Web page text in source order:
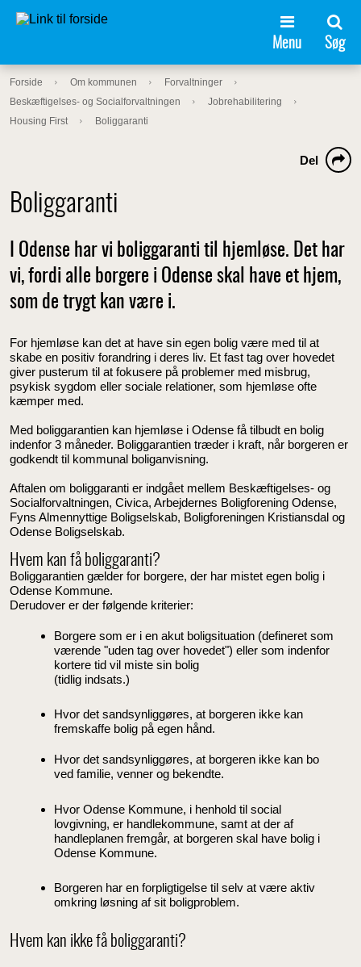
Menu Søg
Forside Om kommunen
Forvaltninger
Beskæftigelses- og Socialforvaltningen
Jobrehabilitering
Housing First
Boliggaranti
Boliggaranti
Del
I Odense har vi boliggaranti til hjemløse. Det har
vi, fordi alle borgere i Odense skal have et hjem,
som de trygt kan være i.
For hjemløse kan det at have sin egen bolig være med til at
skabe en positiv forandring i deres liv. Et fast tag over hovedet
giver pusterum til at fokusere på problemer med misbrug,
psykisk sygdom eller sociale relationer, som hjemløse ofte
kæmper med.
Med boliggarantien kan hjemløse i Odense få tilbudt en bolig
indenfor 3 måneder. Boliggarantien træder i kraft, når borgeren er
godkendt til kommunal boliganvisning.
Aftalen om boliggaranti er indgået mellem Beskæftigelses- og
Socialforvaltningen, Civica, Arbejdernes Boligforening Odense,
Fyns Almennyttige Boligselskab, Boligforeningen Kristiansdal og
Odense Boligselskab.
Hvem kan få boliggaranti?
Boliggarantien gælder for borgere, der har mistet egen bolig i
Odense Kommune.
Derudover er der følgende kriterier:
Borgere som er i en akut boligsituation (defineret som
værende "uden tag over hovedet") eller som indenfor
kortere tid vil miste sin bolig
(tidlig indsats.)
Hvor det sandsynliggøres, at borgeren ikke kan
fremskaffe bolig på egen hånd.
Hvor det sandsynliggøres, at borgeren ikke kan bo
ved familie, venner og bekendte.
Hvor Odense Kommune, i henhold til social
lovgivning, er handlekommune, samt at der af
handleplanen fremgår, at borgeren skal have bolig i
Odense Kommune.
Borgeren har en forpligtigelse til selv at være aktiv
omkring løsning af sit boligproblem.
Hvem kan ikke få boliggaranti?